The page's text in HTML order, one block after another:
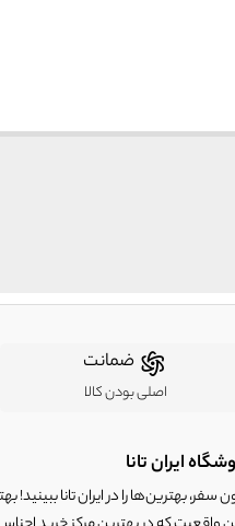
ضمانت
اصلی بودن کالا
ایران تانا
سفر، بهترین‌ها را در ایران تانا ببینید!